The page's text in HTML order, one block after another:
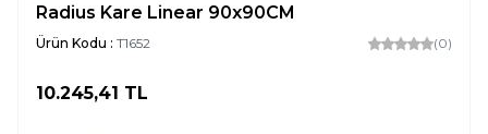
Radius Kare Linear 90x90CM
Ürün Kodu : T1652 (0)
10.245,41 TL